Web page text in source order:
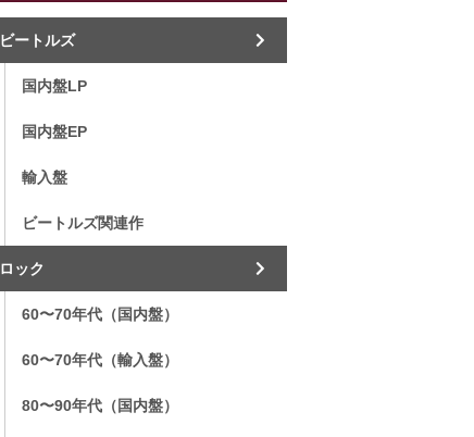
ビートルズ
国内盤LP
国内盤EP
輸入盤
ビートルズ関連作
ロック
60〜70年代（国内盤）
60〜70年代（輸入盤）
80〜90年代（国内盤）